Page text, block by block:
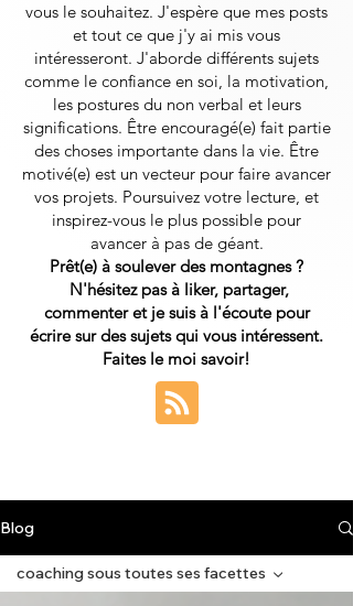
vous le souhaitez. J'espère que mes posts
et tout ce que j'y ai mis vous
intéresseront. J'aborde différents sujets
comme le confiance en soi, la motivation,
les postures du non verbal et leurs
significations. Être encouragé(e) fait partie
des choses importante dans la vie. Être
motivé(e) est un vecteur pour faire avancer
vos projets. Poursuivez votre lecture, et
inspirez-vous le plus possible pour
avancer à pas de géant.
Prêt(e) à soulever des montagnes ?
N'hésitez pas à liker, partager,
commenter et je suis à l'écoute pour
écrire sur des sujets qui vous intéressent.
Faites le moi savoir!
Blog
coaching sous toutes ses facettes